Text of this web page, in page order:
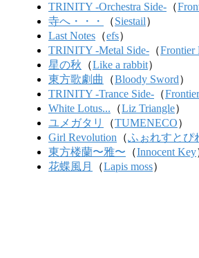
TRINITY -Orchestra Side- （
寺へ・・・
（Siestail）
Last Notes （efs）
TRINITY -Metal Side- （Frontier
星の秋 （Like a rabbit）
東方歌劇曲
（Bloody Sword）
TRINITY -Trance Side- （
White Lotus... （Liz Triangle）
ユメガタリ
（TUMENECO）
Girl Revolution （ふぉれすとぴ
東方楼蘭〜雅〜 （Innocent Key
花蝶風月
（Lapis moss）